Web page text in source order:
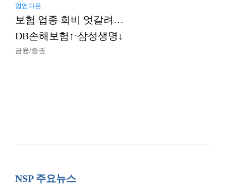
업앤다운
보험 업종 희비 엇갈려…
DB손해보험↑·삼성생명↓
금융/증권
NSP 주요뉴스